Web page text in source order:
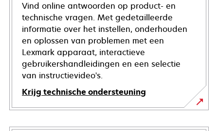
Vind online antwoorden op product- en
technische vragen. Met gedetailleerde
informatie over het instellen, onderhouden
en oplossen van problemen met een
Lexmark apparaat, interactieve
gebruikershandleidingen en een selectie
van instructievideo's.
Krijg technische ondersteuning
opens
in